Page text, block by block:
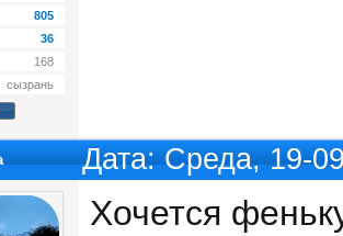
805
36
168
сызрань
Дата: Среда, 19-
Хочется